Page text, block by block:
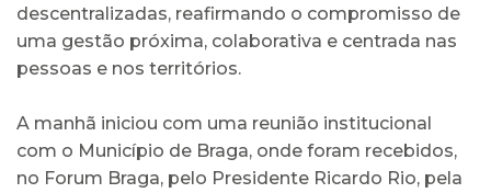
descentralizadas, reafirmando o compromisso de
uma gestão próxima, colaborativa e centrada nas
pessoas e nos territórios.
A manhã iniciou com uma reunião institucional
com o Município de Braga, onde foram recebidos,
no Forum Braga, pelo Presidente Ricardo Rio, pela